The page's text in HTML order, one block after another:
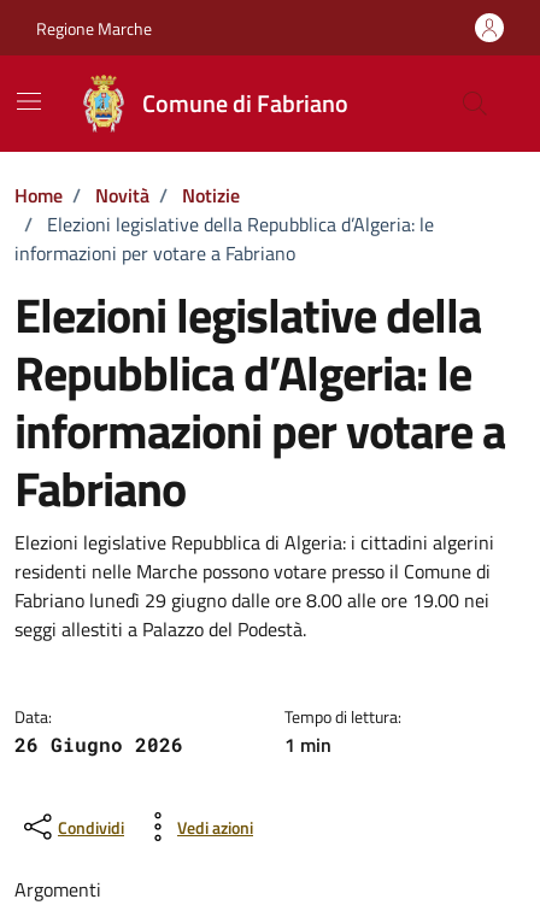
Regione Marche
Comune di Fabriano
Home / Novità / Notizie
/ Elezioni legislative della Repubblica d’Algeria: le
informazioni per votare a Fabriano
Elezioni legislative della
Repubblica d’Algeria: le
informazioni per votare a
Fabriano
Dettagli della notizia
Elezioni legislative Repubblica di Algeria: i cittadini algerini
residenti nelle Marche possono votare presso il Comune di
Fabriano lunedì 29 giugno dalle ore 8.00 alle ore 19.00 nei
seggi allestiti a Palazzo del Podestà.
Data:
26 Giugno 2026
Tempo di lettura:
1 min
Condividi Vedi azioni
Argomenti